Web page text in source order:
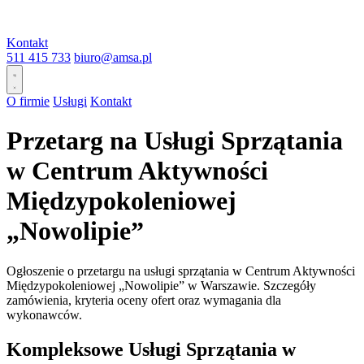
Kontakt
511 415 733 biuro@amsa.pl
O firmie Usługi Kontakt
Przetarg na Usługi Sprzątania
w Centrum Aktywności
Międzypokoleniowej
„Nowolipie”
Ogłoszenie o przetargu na usługi sprzątania w Centrum Aktywności
Międzypokoleniowej „Nowolipie” w Warszawie. Szczegóły
zamówienia, kryteria oceny ofert oraz wymagania dla
wykonawców.
Kompleksowe Usługi Sprzątania w